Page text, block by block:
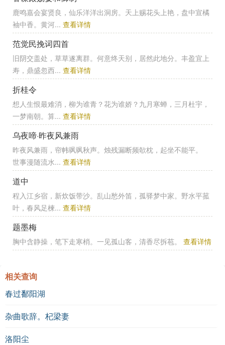
鹿鸣嘉会宴贤良，仙乐洋洋出洞房。天上赐花头上艳，盘中宣橘
袖中香。黄河... 查看详情
范觉民挽词四首
旧阴交盖处，草草遂离群。何意终天别，居然此地分。丰盈宜上
寿，鼎盛忽西... 查看详情
折桂令
想人生恨最难消，柳为谁青？花为谁娇？九月寒蝉，三月杜宇，
一梦南朝。算... 查看详情
乌夜啼·昨夜风兼雨
昨夜风兼雨，帘帏飒飒秋声。烛残漏断频欹枕，起坐不能平。
世事漫随流水... 查看详情
道中
程入江乡宿，新炊饭带沙。乱山愁外笛，孤驿梦中家。野水平菰
叶，春风足楝... 查看详情
题墨梅
胸中含静操，笔下走寒梢。一见孤山客，清香尽拆苞。 查看详情
相关查询
春过鄱阳湖
杂曲歌辞。杞梁妻
洛阳尘